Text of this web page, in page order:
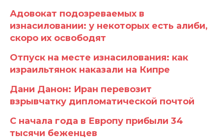
Адовокат подозреваемых в
изнасиловании: у некоторых есть алиби,
скоро их освободят
Отпуск на месте изнасилования: как
израильтянок наказали на Кипре
Дани Данон: Иран перевозит
взрывчатку дипломатической почтой
С начала года в Европу прибыли 34
тысячи беженцев